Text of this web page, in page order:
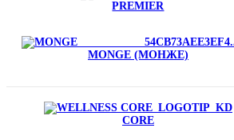
PREMIER
MONGE (МОНЖЕ)
CORE